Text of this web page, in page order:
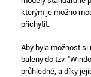
kterým je možno
přichytit.
Aby byla možnost si
baleny do tzv.
průhledné, a díky